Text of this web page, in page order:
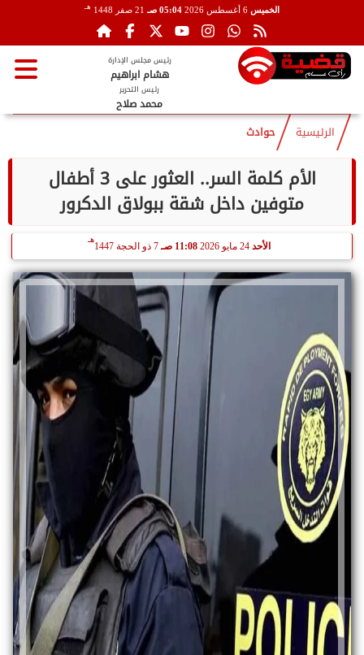
الخميس 05:04 صـ 21 صفر 1448 هـ
رئيس مجلس الإدارة
هشام ابراهيم
رئيس التحرير
محمد صلاح
الرئيسية حوادث
الأم كلمة السر.. العثور على 3 أطفال
متوفين داخل شقة ببولاق الدكرور
الأحد 24 مايو 2026 11:08 صـ 7 ذو الحجة 1447
هـ